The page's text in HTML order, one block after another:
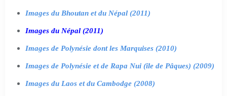
Images du Bhoutan et du Népal (2011)
Images du Népal (2011)
Images de Polynésie dont les Marquises (2010)
Images de Polynésie et de Rapa Nui (île de Pâques) (2009)
Images du Laos et du Cambodge (2008)